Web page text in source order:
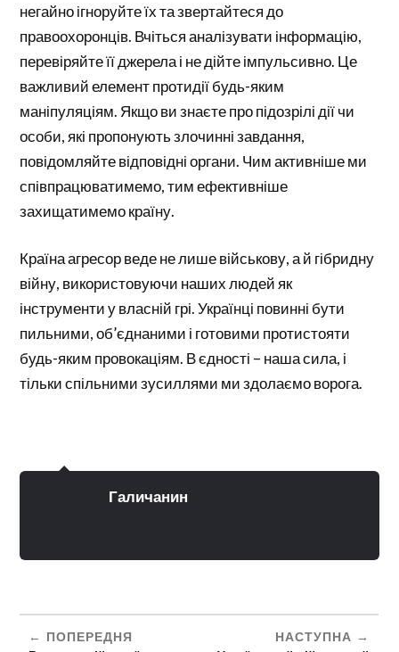
негайно ігноруйте їх та звертайтеся до
правоохоронців. Вчіться аналізувати інформацію,
перевіряйте її джерела і не дійте імпульсивно. Це
важливий елемент протидії будь-яким
маніпуляціям. Якщо ви знаєте про підозрілі дії чи
особи, які пропонують злочинні завдання,
повідомляйте відповідні органи. Чим активніше ми
співпрацюватимемо, тим ефективніше
захищатимемо країну.
Країна агресор веде не лише військову, а й гібридну
війну, використовуючи наших людей як
інструменти у власній грі. Українці повинні бути
пильними, об’єднаними і готовими протистояти
будь-яким провокаціям. В єдності – наша сила, і
тільки спільними зусиллями ми здолаємо ворога.
Галичанин
ПОПЕРЕДНЯ
НАСТУПНА